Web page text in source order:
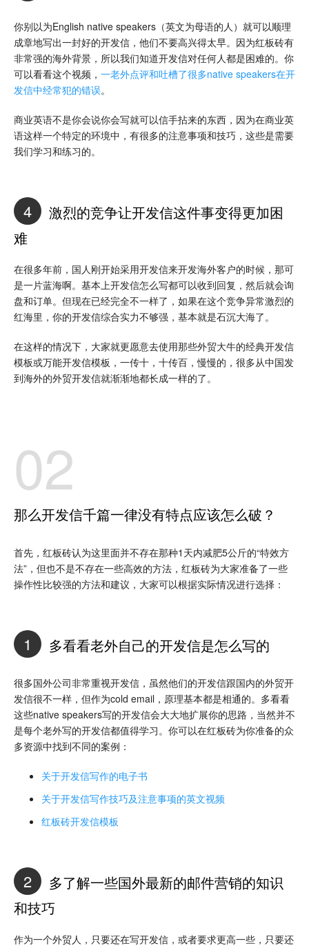
你别以为English native speakers（英文为母语的人）就可以顺理
成章地写出一封好的开发信，他们不要高兴得太早。因为红板砖有
非常强的海外背景，所以我们知道开发信对任何人都是困难的。你
可以看看这个视频， 一老外点评和吐槽了很多native speakers在开
发信中经常犯的错误。
商业英语不是你会说你会写就可以信手拈来的东西，因为在商业英
语这样一个特定的环境中，有很多的注意事项和技巧，这些是需要
我们学习和练习的。
4
激烈的竞争让开发信这件事变得更加困
难
在很多年前，国人刚开始采用开发信来开发海外客户的时候，那可
是一片蓝海啊。基本上开发信怎么写都可以收到回复，然后就会询
盘和订单。但现在已经完全不一样了，如果在这个竞争异常激烈的
红海里，你的开发信综合实力不够强，基本就是石沉大海了。
在这样的情况下，大家就更愿意去使用那些外贸大牛的经典开发信
模板或万能开发信模板，一传十，十传百，慢慢的，很多从中国发
到海外的外贸开发信就渐渐地都长成一样的了。
02
那么开发信千篇一律没有特点应该怎么破？
首先，红板砖认为这里面并不存在那种1天内减肥5公斤的“特效方
法”，但也不是不存在一些高效的方法，红板砖为大家准备了一些
操作性比较强的方法和建议，大家可以根据实际情况进行选择：
1 多看看老外自己的开发信是怎么写的
很多国外公司非常重视开发信，虽然他们的开发信跟国内的外贸开
发信很不一样，但作为cold email，原理基本都是相通的。多看看
这些native speakers写的开发信会大大地扩展你的思路，当然并不
是每个老外写的开发信都值得学习。你可以在红板砖为你准备的众
多资源中找到不同的案例：
关于开发信写作的电子书
关于开发信写作技巧及注意事项的英文视频
红板砖开发信模板
2
多了解一些国外最新的邮件营销的知识
和技巧
作为一个外贸人，只要还在写开发信，或者要求更高一些，只要还